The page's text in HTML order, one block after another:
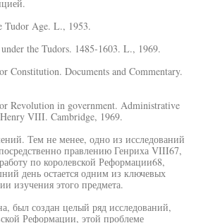
Tudor Age. L., 1953.
the Tudors. 1485-1603. L., 1969.
Constitution. Documents and Commentary.
Revolution in government. Administrative
VIII. Cambridge, 1969.
Тем не менее, одно из исследований
правлению Генриха VIII67,
по королевской Реформации68,
день остается одним из ключевых
изучения этого предмета.
был создан целый ряд исследований,
Реформации, этой проблеме